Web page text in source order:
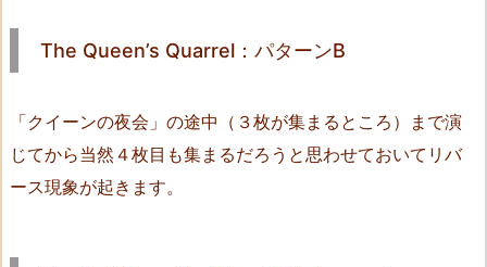
8）
1
8.
The Queen’s Quarrel：パターンB
「クイーンの夜会」の途中（３枚が集まるところ）まで演
じてから当然４枚目も集まるだろうと思わせておいてリバ
ース現象が起きます。